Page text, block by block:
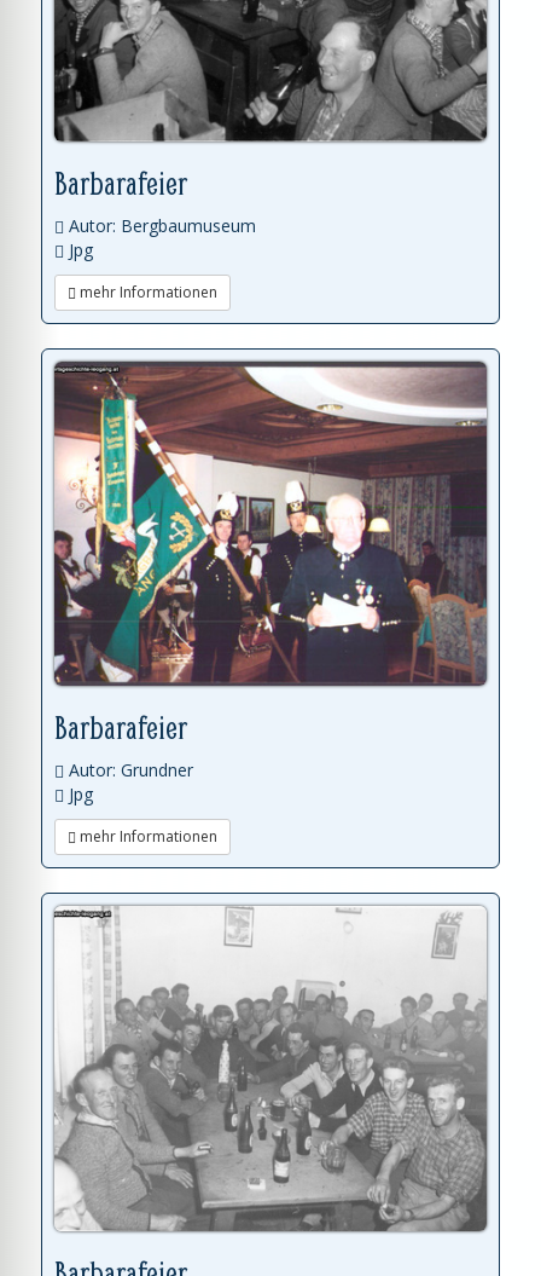
Barbarafeier
Autor: Bergbaumuseum
Jpg
mehr Informationen
Barbarafeier
Autor: Grundner
Jpg
mehr Informationen